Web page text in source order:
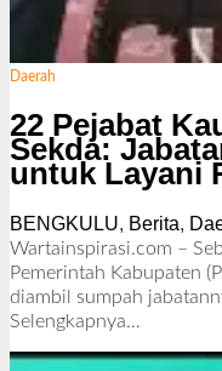
Daerah
22 Pejabat
Sekda:
untuk Layani
BENGKULU, Berita,
Wartainspirasi.com –
Pemerintah Kabupaten
diambil sumpah
Selengkapnya…